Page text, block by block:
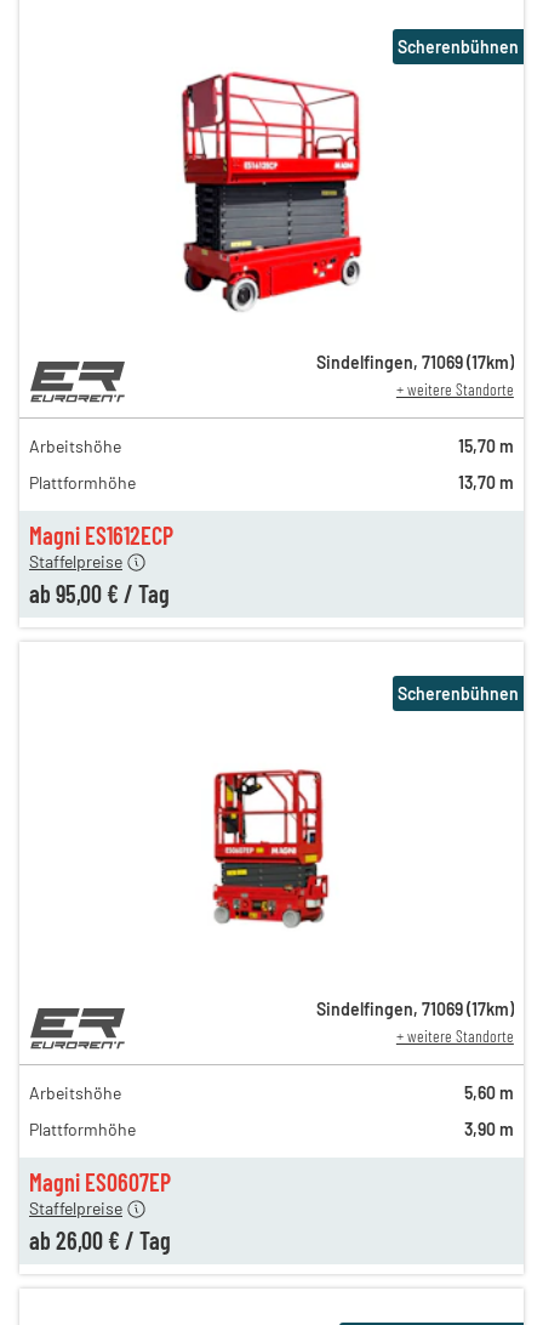
Magni ES1612ECP
169,00 €
139,00 €
125,00 €
105,00 €
Staffelpreise
ab 95,00 € / Tag
Scherenbühnen
Sindelfingen, 71069(17km)
+ weitere Standorte
Arbeitshöhe
15,70 m
Plattformhöhe
13,70 m
Magni ES0607EP
69,00 €
55,00 €
48,00 €
40,00 €
Staffelpreise
ab 26,00 € / Tag
Scherenbühnen
Sindelfingen, 71069(17km)
+ weitere Standorte
Arbeitshöhe
5,60 m
Plattformhöhe
3,90 m